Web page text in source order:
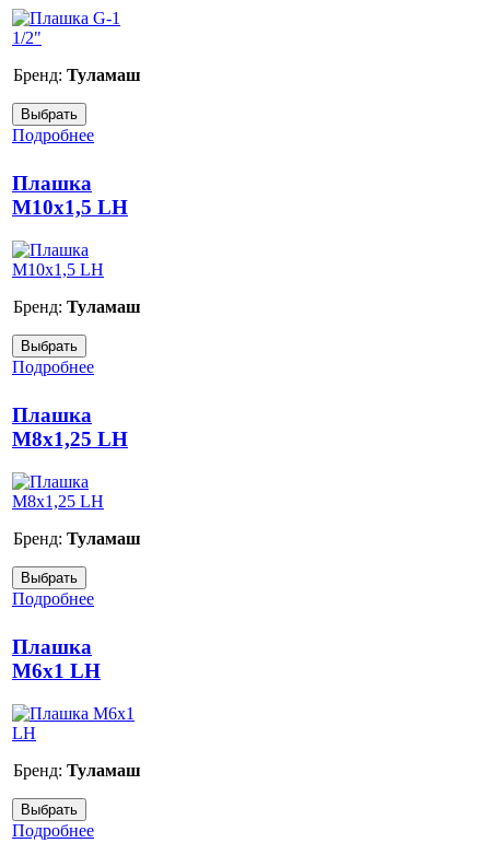
Бренд: Туламаш
Подробнее
Плашка
М10х1,5 LH
Бренд: Туламаш
Подробнее
Плашка
М8х1,25 LH
Бренд: Туламаш
Подробнее
Плашка
М6х1 LH
Бренд: Туламаш
Подробнее